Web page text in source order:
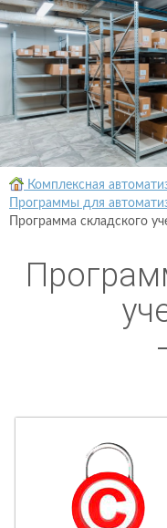
Комплексная
Программы для
Программа складского